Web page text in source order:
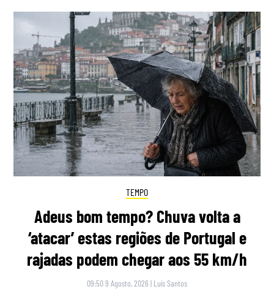
TEMPO
Adeus bom tempo? Chuva volta a
‘atacar’ estas regiões de Portugal e
rajadas podem chegar aos 55 km/h
09:50 9 Agosto, 2026 | Luís Santos